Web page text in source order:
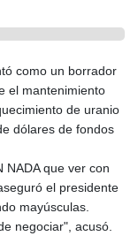
como un borrador
el mantenimiento
de uranio
dólares de fondos
NADA que ver con
el presidente
mayúsculas.
negociar", acusó.